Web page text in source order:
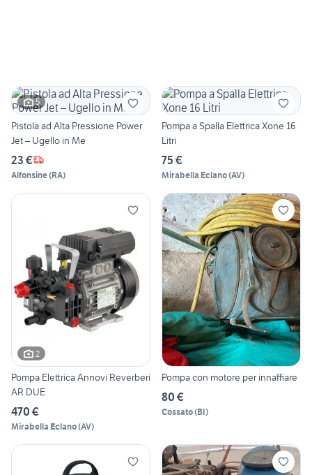
5
Pistola ad Alta Pressione Power
Jet – Ugello in Me
23 €
Alfonsine(RA)
Pompa a Spalla Elettrica Xone 16
Litri
75 €
Mirabella Eclano(AV)
2
Pompa Elettrica Annovi Reverberi
AR DUE
470 €
Mirabella Eclano(AV)
Pompa con motore per innaffiare
80 €
Cossato(BI)